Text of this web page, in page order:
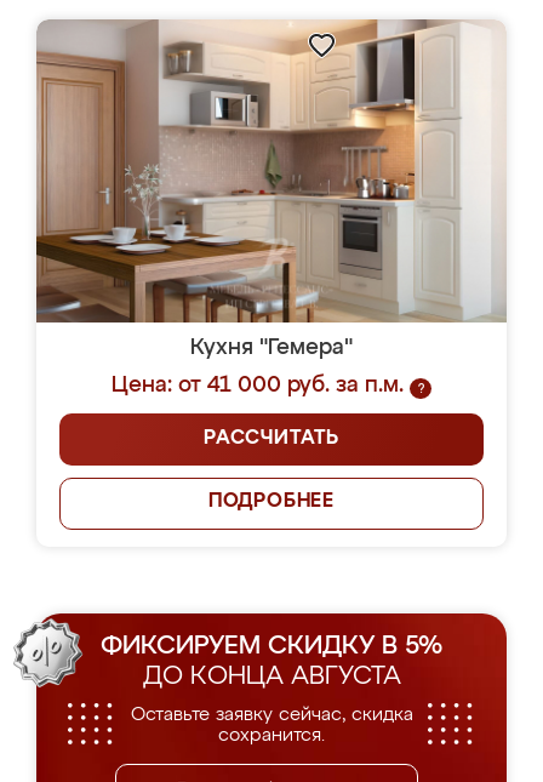
Кухня "Гемера"
Цена: от 41 000 руб. за п.м.
?
РАССЧИТАТЬ
ПОДРОБНЕЕ
ФИКСИРУЕМ СКИДКУ В 5%
ДО КОНЦА АВГУСТА
Оставьте заявку сейчас, скидка
сохранится.